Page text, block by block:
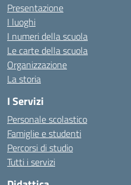
Presentazione
I luoghi
I numeri della scuola
Le carte della scuola
Organizzazione
La storia
I Servizi
Personale scolastico
Famiglie e studenti
Percorsi di studio
Tutti i servizi